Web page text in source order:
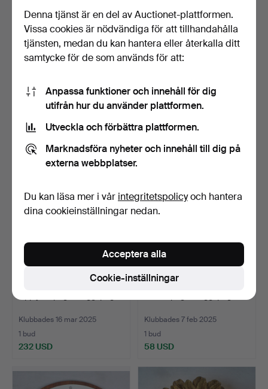
Venetiansk spegel.
4 bud
71 USD
Stor spegel/väggspegel.
3 bud
173 USD
Klubbades 16 mar 2025
1 bud
232 USD
Klubbades 7 feb 2025
1 bud
58 USD
Denna tjänst är en del av Auctionet-plattformen.
Vissa cookies är nödvändiga för att tillhandahålla
tjänsten, medan du kan hantera eller återkalla ditt
samtycke för de som används för att:
Anpassa funktioner och innehåll för dig
utifrån hur du använder plattformen.
Utveckla och förbättra plattformen.
Marknadsföra nyheter och innehåll till dig på
externa webbplatser.
Du kan läsa mer i vår integritetspolicyoch hantera
dina cookieinställningar nedan.
Cookie-inställningar
Acceptera alla